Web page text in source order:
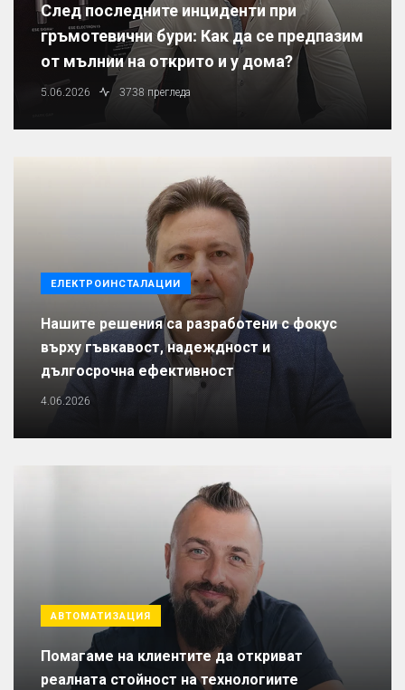
След последните инциденти при
гръмотевични бури: Как да се предпазим
от мълнии на открито и у дома?
5.06.2026 3738 прегледа
ЕЛЕКТРОИНСТАЛАЦИИ
Нашите решения са разработени с фокус
върху гъвкавост, надеждност и
дългосрочна ефективност
4.06.2026
АВТОМАТИЗАЦИЯ
Помагаме на клиентите да откриват
реалната стойност на технологиите